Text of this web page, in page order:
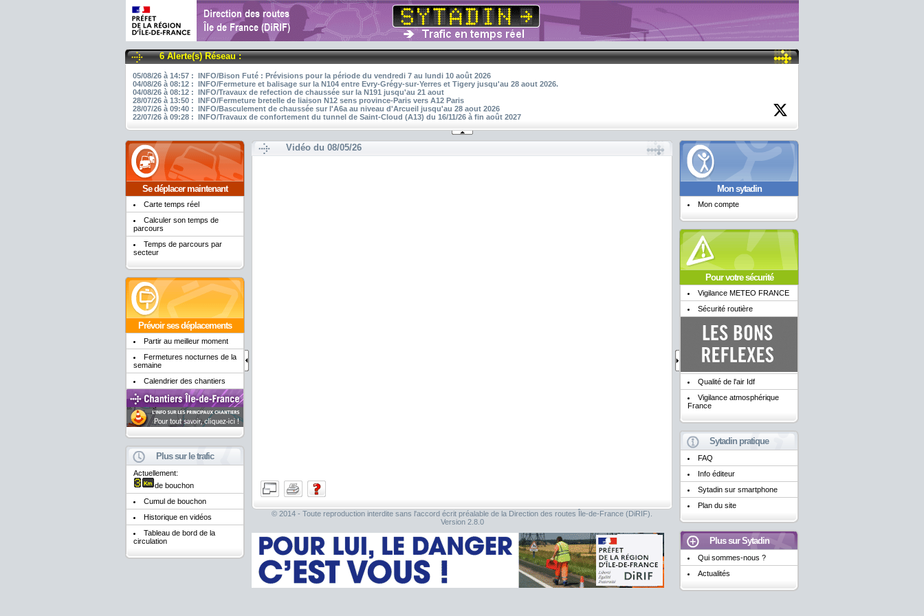
6 Alerte(s) Réseau :
05/08/26 à 14:57 : INFO/Bison Futé : Prévisions pour la période du vendredi 7 au lundi 10 août 2026
04/08/26 à 08:12 : INFO/Fermeture et balisage sur la N104 entre Evry-Grégy-sur-Yerres et Tigery jusqu'au 28 aout 2026.
04/08/26 à 08:12 : INFO/Travaux de refection de chaussée sur la N191 jusqu'au 21 aout
28/07/26 à 13:50 : INFO/Fermeture bretelle de liaison N12 sens province-Paris vers A12 Paris
28/07/26 à 09:40 : INFO/Basculement de chaussée sur l'A6a au niveau d'Arcueil jusqu'au 28 aout 2026
22/07/26 à 09:28 : INFO/Travaux de confortement du tunnel de Saint-Cloud (A13) du 16/11/26 à fin août 2027
Se déplacer maintenant
Carte temps réel
Calculer son temps de
parcours
Temps de parcours par
secteur
Prévoir ses déplacements
Partir au meilleur moment
Fermetures nocturnes de la
semaine
Calendrier des chantiers
Plus sur le trafic
Actuellement:
de bouchon
Cumul de bouchon
Historique en vidéos
Tableau de bord de la
circulation
Mon sytadin
Mon compte
Pour votre sécurité
Vigilance METEO FRANCE
Sécurité routière
Qualité de l'air Idf
Vigilance atmosphérique
France
Sytadin pratique
FAQ
Info éditeur
Sytadin sur smartphone
Plan du site
Plus sur Sytadin
Qui sommes-nous ?
Actualités
Vidéo du 08/05/26
© 2014 - Toute reproduction interdite sans l'accord écrit préalable de la Direction des routes Île-de-France (DiRIF).
Version 2.8.0